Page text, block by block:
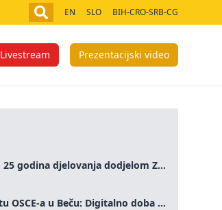
EN SLO BIH-CRO-SRB-CG
Livestream Prezentacijski video
IFIMES obilježio 25 godina djelovanja dodjelom Zlatne medalje istaknutim ličnostima iz Bosne i Hercegovine i regiona
IFIMES na Samitu OSCE-a u Beču: Digitalno doba i društvena odgovornost